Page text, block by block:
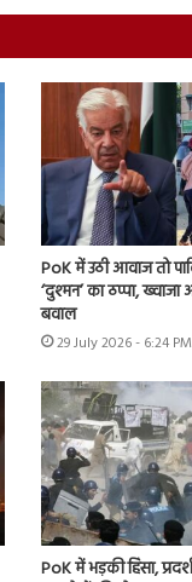
PoK में उठी आवाज तो
‘दुश्मन’ का ठप्पा,
बवाल
29 July 2026 - 6:24 PM
PoK में भड़की हिंसा,